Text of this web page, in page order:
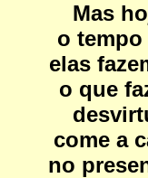
Mas
o
elas
o que
come a
no